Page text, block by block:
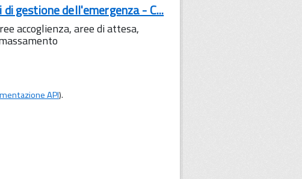
gestione dell'emergenza - C...
accoglienza, aree di attesa,
API).